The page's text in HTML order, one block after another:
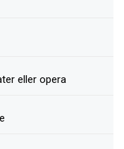
eller opera